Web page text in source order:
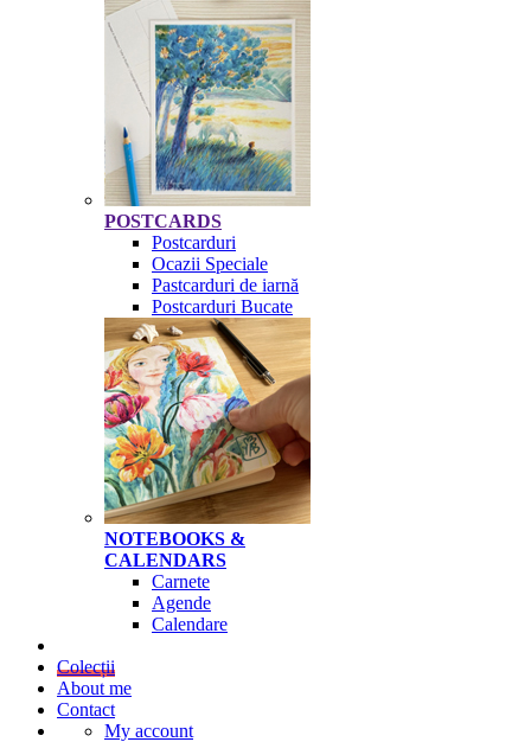
POSTCARDS
Postcarduri
Ocazii Speciale
Pastcarduri de iarnă
Postcarduri Bucate
NOTEBOOKS &
CALENDARS
Carnete
Agende
Calendare
Colecții
About me
Contact
My account